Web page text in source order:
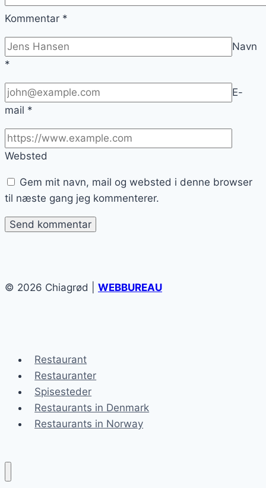
Kommentar *
Navn
*
E-
mail *
Websted
Gem mit navn, mail og websted i denne browser
til næste gang jeg kommenterer.
© 2026 Chiagrød | WEBBUREAU
Restaurant
Restauranter
Spisesteder
Restaurants in Denmark
Restaurants in Norway